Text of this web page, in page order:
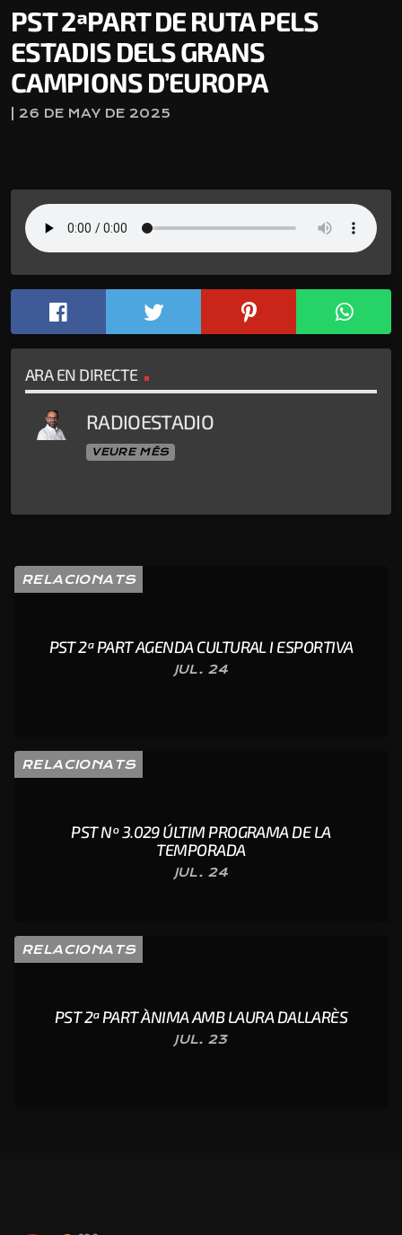
PST 2ªPART DE RUTA PELS
ESTADIS DELS GRANS
CAMPIONS D’EUROPA
| 26 DE MAY DE 2025
ARA EN DIRECTE
RADIOESTADIO
VEURE MÉS
RELACIONATS
PST 2ª PART AGENDA CULTURAL I ESPORTIVA
JUL. 24
RELACIONATS
PST Nº 3.029 ÚLTIM PROGRAMA DE LA
TEMPORADA
JUL. 24
RELACIONATS
PST 2ª PART ÀNIMA AMB LAURA DALLARÈS
JUL. 23